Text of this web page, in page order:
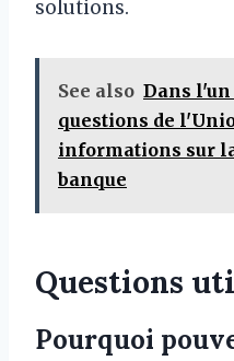
solutions.
See also Dans l'un
questions de
informations sur
banque
Questions
Pourquoi